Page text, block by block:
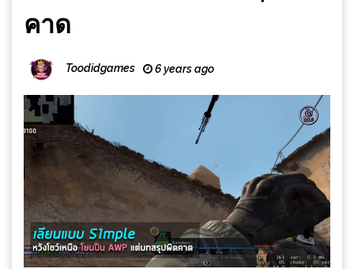
คาด
Toodidgames 6 years ago